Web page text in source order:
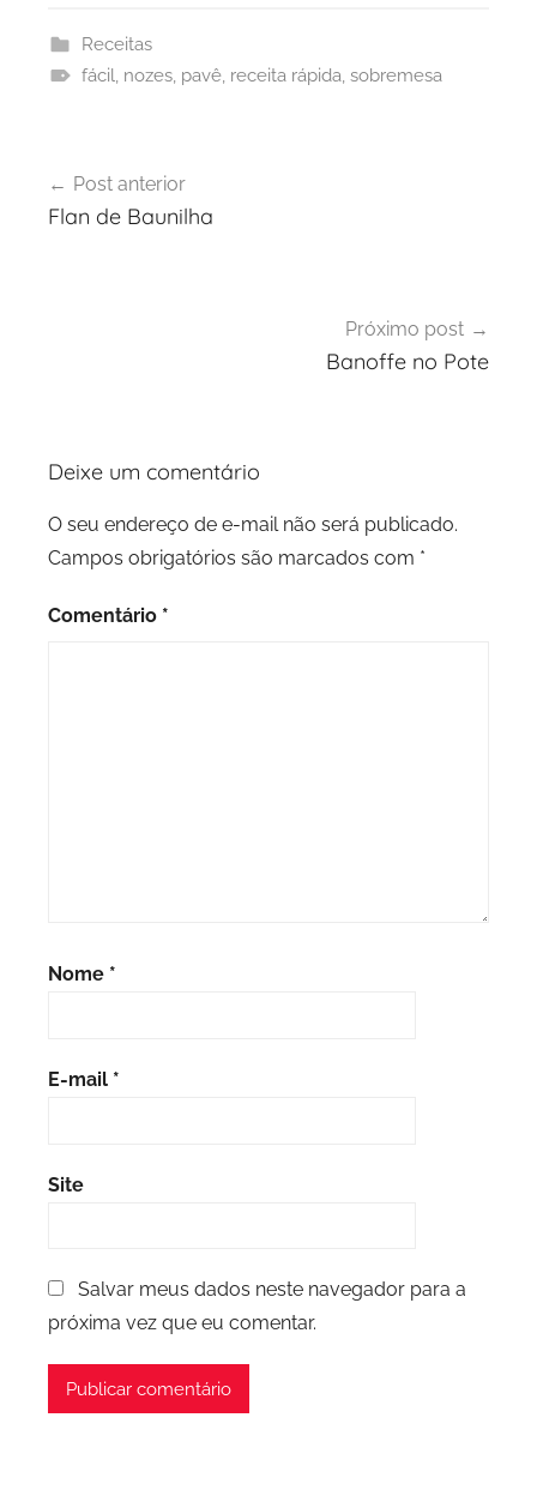
Receitas
fácil, nozes, pavê, receita rápida, sobremesa
de
Post anterior
Flan de Baunilha
Próximo post
Banoffe no Pote
Deixe um comentário
O seu endereço de e-mail não será publicado.
Campos obrigatórios são marcados com *
Comentário *
Nome *
E-mail *
Site
Salvar meus dados neste navegador para a
próxima vez que eu comentar.